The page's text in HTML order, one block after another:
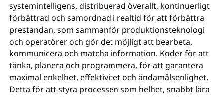
systemintelligens, distribuerad överallt, kontinuerligt
förbättrad och samordnad i realtid för att förbättra
prestandan, som sammanför produktionsteknologi
och operatörer och gör det möjligt att bearbeta,
kommunicera och matcha information. Koder för att
tänka, planera och programmera, för att garantera
maximal enkelhet, effektivitet och ändamålsenlighet.
Detta för att styra processen som helhet, snabbt lära